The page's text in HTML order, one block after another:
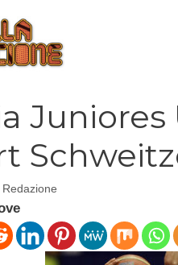
Redazione